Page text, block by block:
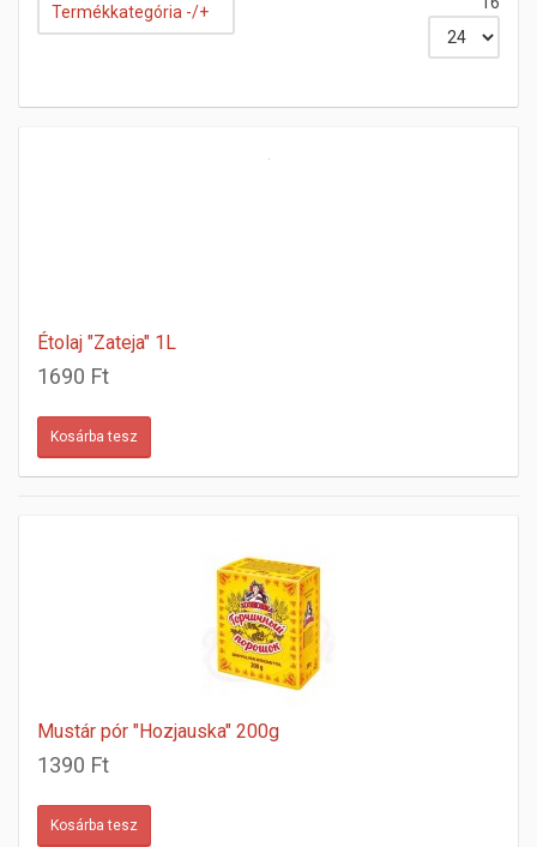
Termékkategória -/+
Étolaj "Zateja" 1L
1690 Ft
Mustár pór "Hozjauska" 200g
1390 Ft